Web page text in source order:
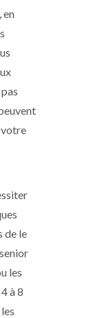
en
votre
de le
les
à 8